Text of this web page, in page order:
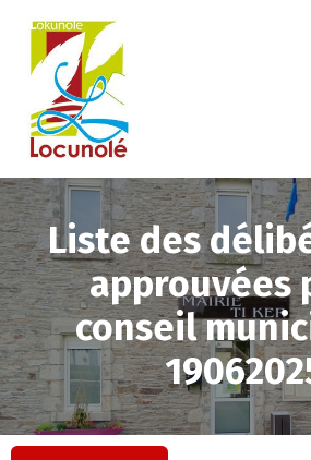
o
n
t
e
n
t
Liste des
approuvées
conseil